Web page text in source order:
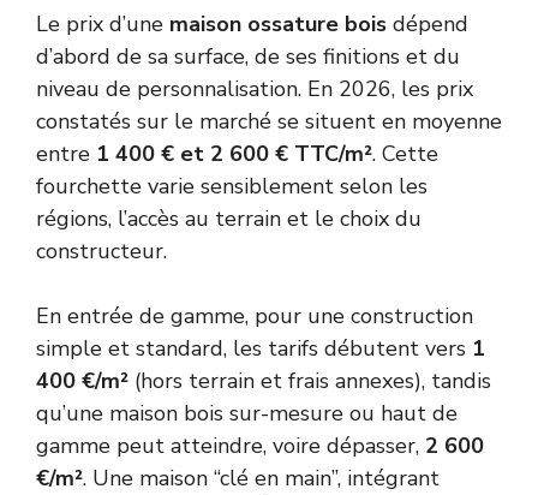
Le prix d’une maison ossature bois dépend
d’abord de sa surface, de ses finitions et du
niveau de personnalisation. En 2026, les prix
constatés sur le marché se situent en moyenne
entre 1 400 € et 2 600 € TTC/m². Cette
fourchette varie sensiblement selon les
régions, l’accès au terrain et le choix du
constructeur.
En entrée de gamme, pour une construction
simple et standard, les tarifs débutent vers 1
400 €/m² (hors terrain et frais annexes), tandis
qu’une maison bois sur-mesure ou haut de
gamme peut atteindre, voire dépasser, 2 600
€/m². Une maison “clé en main”, intégrant